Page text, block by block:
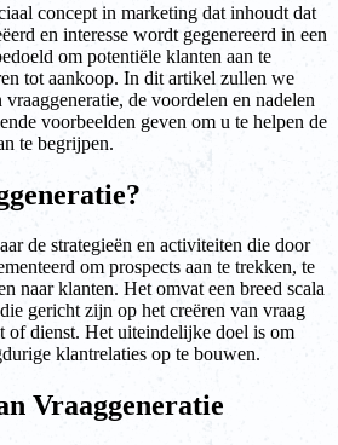
concept in marketing dat inhoudt dat
en interesse wordt gegenereerd in een
om potentiële klanten aan te
tot aankoop. In dit artikel zullen we
de voordelen en nadelen
voorbeelden geven om u te helpen de
te begrijpen.
de strategieën en activiteiten die door
om prospects aan te trekken, te
naar klanten. Het omvat een breed scala
gericht zijn op het creëren van vraag
of dienst. Het uiteindelijke doel is om
klantrelaties op te bouwen.
Vraaggeneratie